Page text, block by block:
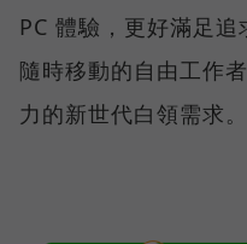
PC 體驗，更好滿足
隨時移動的自由工作
力的新世代白領需求。